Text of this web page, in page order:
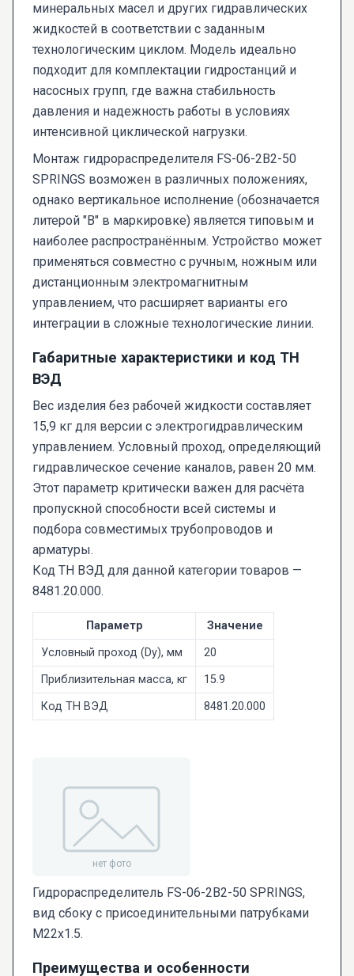
минеральных масел и других гидравлических
жидкостей в соответствии с заданным
технологическим циклом. Модель идеально
подходит для комплектации гидростанций и
насосных групп, где важна стабильность
давления и надежность работы в условиях
интенсивной циклической нагрузки.
Монтаж гидрораспределителя FS-06-2В2-50
SPRINGS возможен в различных положениях,
однако вертикальное исполнение (обозначается
литерой "В" в маркировке) является типовым и
наиболее распространённым. Устройство может
применяться совместно с ручным, ножным или
дистанционным электромагнитным
управлением, что расширяет варианты его
интеграции в сложные технологические линии.
Габаритные характеристики и код ТН
ВЭД
Вес изделия без рабочей жидкости составляет
15,9 кг для версии с электрогидравлическим
управлением. Условный проход, определяющий
гидравлическое сечение каналов, равен 20 мм.
Этот параметр критически важен для расчёта
пропускной способности всей системы и
подбора совместимых трубопроводов и
арматуры.
Код ТН ВЭД для данной категории товаров —
8481.20.000.
Параметр
Значение
Условный проход (Dy), мм
20
Приблизительная масса, кг
15.9
Код ТН ВЭД
8481.20.000
Гидрораспределитель FS-06-2В2-50 SPRINGS,
вид сбоку с присоединительными патрубками
М22х1.5.
Преимущества и особенности